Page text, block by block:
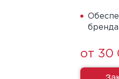
бренда
от 30